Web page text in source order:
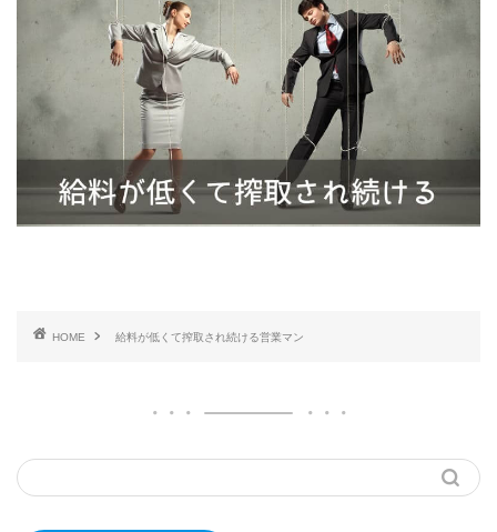
HOME 給料が低くて搾取され続ける営業マン